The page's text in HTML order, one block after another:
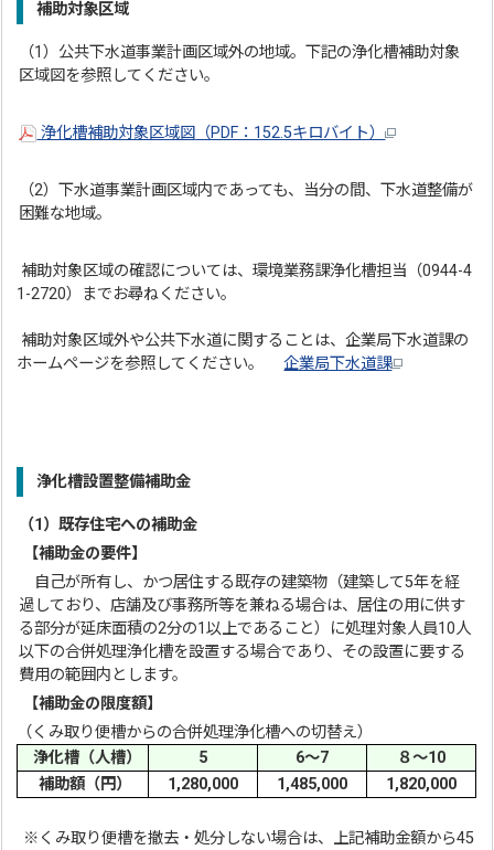
補助対象区域
（1）公共下水道事業計画区域外の地域。下記の浄化槽補助対象
区域図を参照してください。
浄化槽補助対象区域図 （PDF：152.5キロバイト）
（2）下水道事業計画区域内であっても、当分の間、下水道整備が
困難な地域。
補助対象区域の確認については、環境業務課浄化槽担当（0944-4
1-2720）までお尋ねください。
補助対象区域外や公共下水道に関することは、企業局下水道課の
ホームページを参照してください。企業局下水道課
浄化槽設置整備補助金
（1）既存住宅への補助金
【補助金の要件】
自己が所有し、かつ居住する既存の建築物（建築して5年を経
過しており、店舗及び事務所等を兼ねる場合は、居住の用に供す
る部分が延床面積の2分の1以上であること）に処理対象人員10人
以下の合併処理浄化槽を設置する場合であり、その設置に要する
費用の範囲内とします。
【補助金の限度額】
（くみ取り便槽からの合併処理浄化槽への切替え）
浄化槽（人槽）
5 6～7
８～10
補助額（円）
1,280,000 1,485,000 1,820,000
※くみ取り便槽を撤去・処分しない場合は、上記補助金額から45